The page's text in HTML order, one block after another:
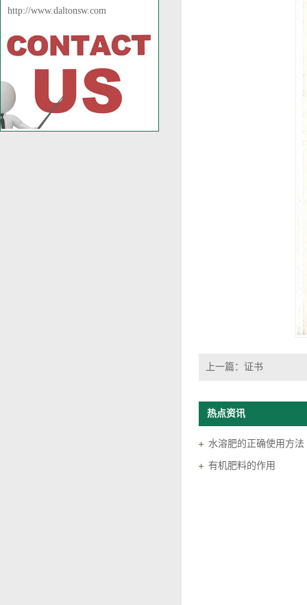
http://www.daltonsw.com
上一篇： 证书
热点资讯
水溶肥的正确使用方法
有机肥料的作用